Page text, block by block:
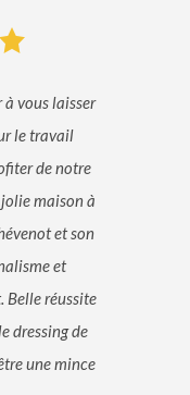
à vous laisser
le travail
de notre
maison à
et son
et
Belle réussite
dressing de
une mince